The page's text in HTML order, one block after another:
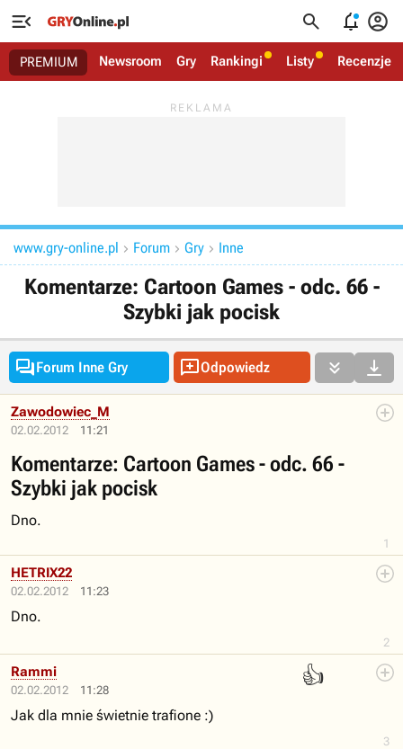
   
PREMIUM Newsroom Gry Rankingi Listy Recenzje
www.gry-online.pl  Forum  Gry  Inne
Komentarze: Cartoon Games - odc. 66 -
Szybki jak pocisk
Forum Inne Gry Odpowiedz  
02.02.2012 11:21
1
Zawodowiec_M
Komentarze: Cartoon Games - odc. 66 -
Szybki jak pocisk
Dno.
02.02.2012 11:23
2
HETRIX22
Dno.
02.02.2012 11:28
👍
3
Rammi
Jak dla mnie świetnie trafione :)